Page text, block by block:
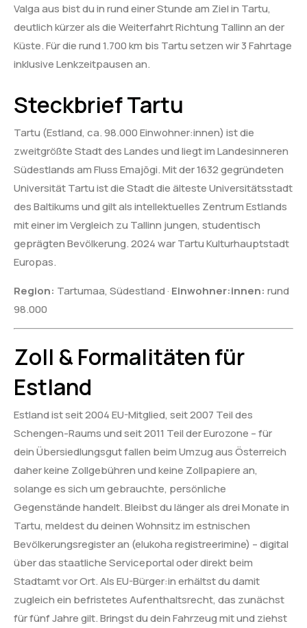
Valga aus bist du in rund einer Stunde am Ziel in Tartu,
deutlich kürzer als die Weiterfahrt Richtung Tallinn an der
Küste. Für die rund 1.700 km bis Tartu setzen wir 3 Fahrtage
inklusive Lenkzeitpausen an.
Steckbrief Tartu
Tartu (Estland, ca. 98.000 Einwohner:innen) ist die
zweitgrößte Stadt des Landes und liegt im Landesinneren
Südestlands am Fluss Emajõgi. Mit der 1632 gegründeten
Universität Tartu ist die Stadt die älteste Universitätsstadt
des Baltikums und gilt als intellektuelles Zentrum Estlands
mit einer im Vergleich zu Tallinn jungen, studentisch
geprägten Bevölkerung. 2024 war Tartu Kulturhauptstadt
Europas.
Region: Tartumaa, Südestland · Einwohner:innen: rund
98.000
Zoll & Formalitäten für
Estland
Estland ist seit 2004 EU-Mitglied, seit 2007 Teil des
Schengen-Raums und seit 2011 Teil der Eurozone – für
dein Übersiedlungsgut fallen beim Umzug aus Österreich
daher keine Zollgebühren und keine Zollpapiere an,
solange es sich um gebrauchte, persönliche
Gegenstände handelt. Bleibst du länger als drei Monate in
Tartu, meldest du deinen Wohnsitz im estnischen
Bevölkerungsregister an (elukoha registreerimine) – digital
über das staatliche Serviceportal oder direkt beim
Stadtamt vor Ort. Als EU-Bürger:in erhältst du damit
zugleich ein befristetes Aufenthaltsrecht, das zunächst
für fünf Jahre gilt. Bringst du dein Fahrzeug mit und ziehst